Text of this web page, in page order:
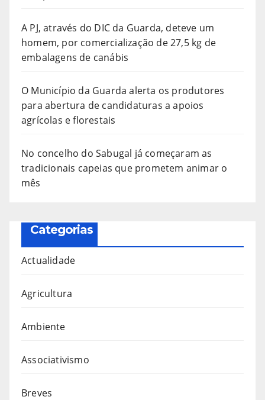
A PJ, através do DIC da Guarda, deteve um
homem, por comercialização de 27,5 kg de
embalagens de canábis
O Município da Guarda alerta os produtores
para abertura de candidaturas a apoios
agrícolas e florestais
No concelho do Sabugal já começaram as
tradicionais capeias que prometem animar o
mês
Categorias
Actualidade
Agricultura
Ambiente
Associativismo
Breves